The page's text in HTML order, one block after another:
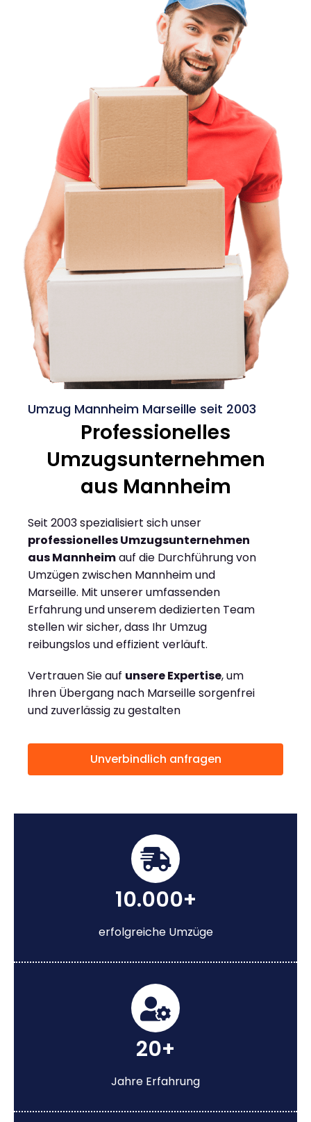
Umzug Mannheim Marseille seit 2003
Professionelles
Umzugsunternehmen
aus Mannheim
Seit 2003 spezialisiert sich unser
professionelles Umzugsunternehmen
aus Mannheimauf die Durchführung von
Umzügen zwischen Mannheim und
Marseille. Mit unserer umfassenden
Erfahrung und unserem dedizierten Team
stellen wir sicher, dass Ihr Umzug
reibungslos und effizient verläuft.
Vertrauen Sie auf unsere Expertise, um
Ihren Übergang nach Marseille sorgenfrei
und zuverlässig zu gestalten
Unverbindlich anfragen
10.000+
erfolgreiche Umzüge
20+
Jahre Erfahrung